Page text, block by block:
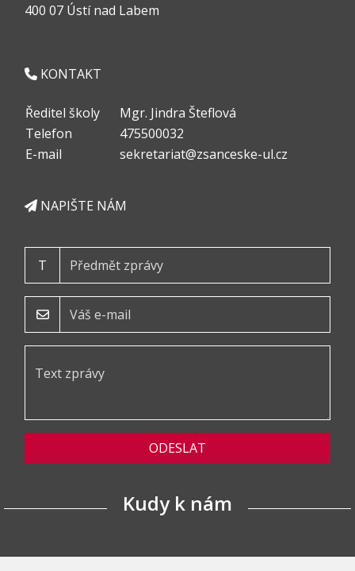
400 07 Ústí nad Labem
KONTAKT
Ředitel školy
Mgr. Jindra Šteflová
Telefon
475500032
E-mail
sekretariat@zsanceske-ul.cz
NAPIŠTE NÁM
T
ODESLAT
Kudy k nám